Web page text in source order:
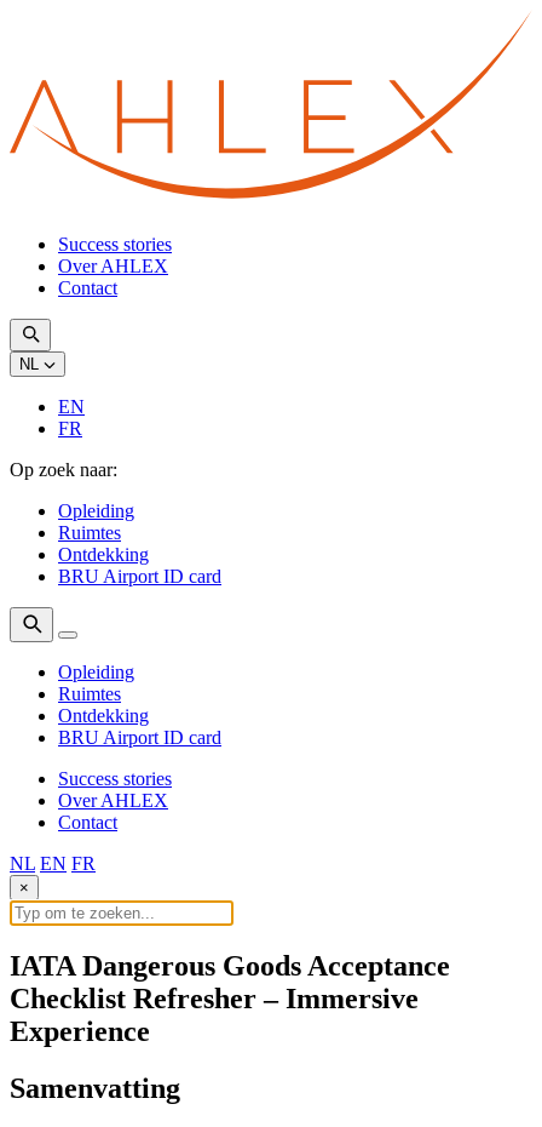
Success stories
Over AHLEX
Contact
NL
EN
FR
Op zoek naar:
Opleiding
Ruimtes
Ontdekking
BRU Airport ID card
Opleiding
Ruimtes
Ontdekking
BRU Airport ID card
Success stories
Over AHLEX
Contact
NL EN FR
×
IATA Dangerous Goods Acceptance
Checklist Refresher – Immersive
Experience
Samenvatting